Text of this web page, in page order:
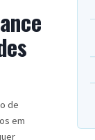
de
em